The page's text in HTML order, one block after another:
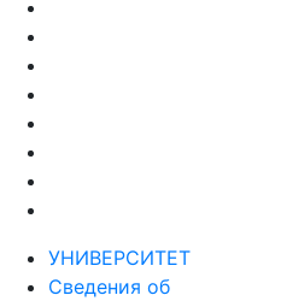
УНИВЕРСИТЕТ
Сведения об